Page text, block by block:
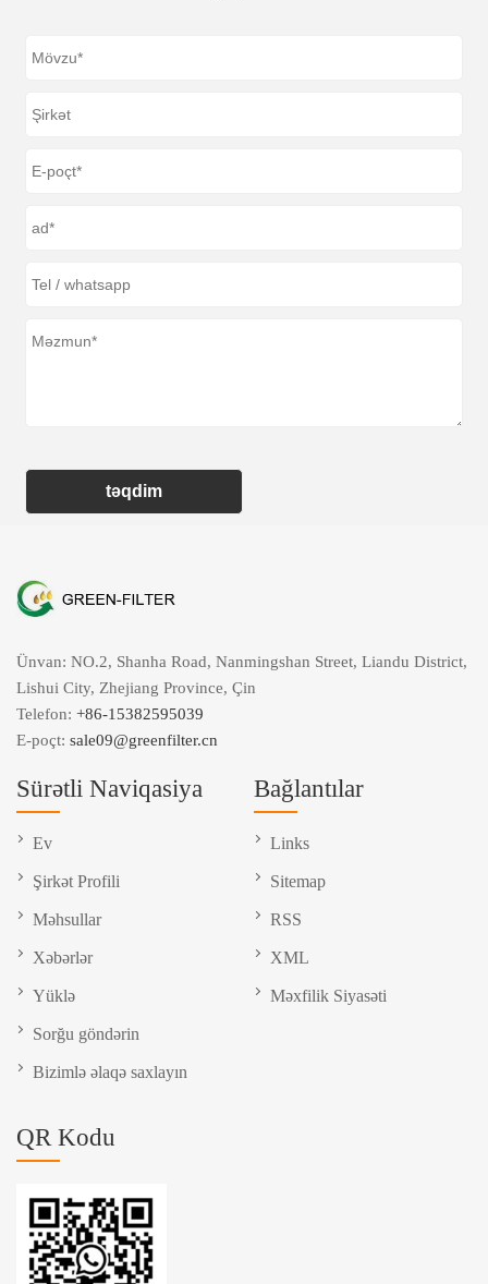
təqdim
Ünvan: NO.2, Shanha Road, Nanmingshan Street, Liandu District,
Lishui City, Zhejiang Province, Çin
Telefon: +86-15382595039
E-poçt: sale09@greenfilter.cn
Sürətli Naviqasiya
Ev
Şirkət Profili
Məhsullar
Xəbərlər
Yüklə
Sorğu göndərin
Bizimlə əlaqə saxlayın
Bağlantılar
Links
Sitemap
RSS
XML
Məxfilik Siyasəti
QR Kodu